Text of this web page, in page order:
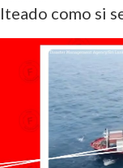
como si